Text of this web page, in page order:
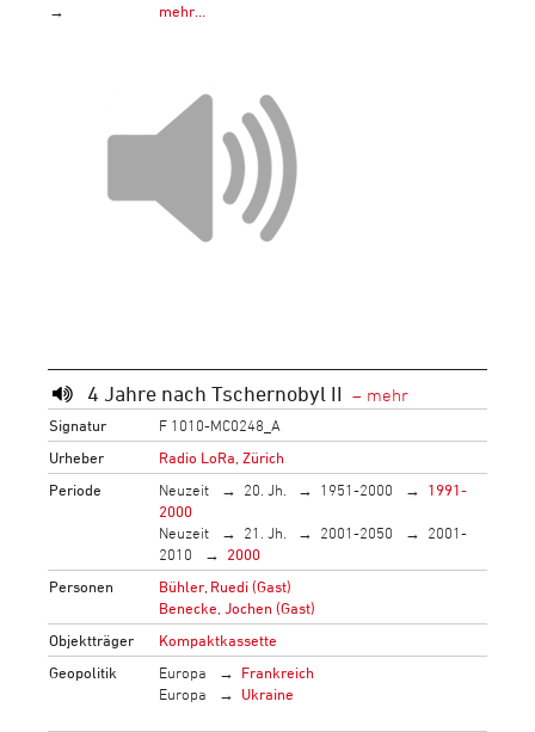
→
mehr…
4 Jahre nach Tschernobyl II
Signatur
F 1010-MC0248_A
Urheber
Radio LoRa, Zürich
Periode
Neuzeit 20. Jh. 1951-2000
1991-
2000
Neuzeit
21. Jh. 2001-2050
2001-
2010
2000
Personen
Bühler, Ruedi (Gast)
Benecke, Jochen (Gast)
Objektträger
Kompaktkassette
Geopolitik
Europa
Frankreich
Europa
Ukraine